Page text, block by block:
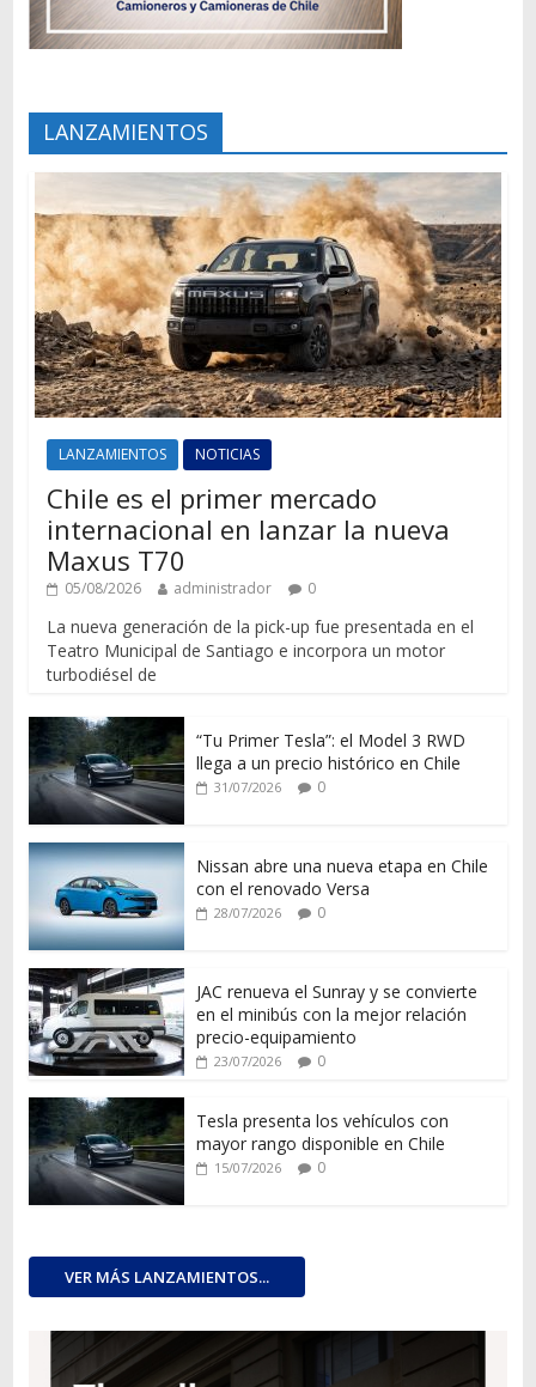
LANZAMIENTOS
LANZAMIENTOS NOTICIAS
Chile es el primer mercado
internacional en lanzar la nueva
Maxus T70
05/08/2026 administrador 0
La nueva generación de la pick-up fue presentada en el
Teatro Municipal de Santiago e incorpora un motor
turbodiésel de
“Tu Primer Tesla”: el Model 3 RWD
llega a un precio histórico en Chile
31/07/2026 0
Nissan abre una nueva etapa en Chile
con el renovado Versa
28/07/2026 0
JAC renueva el Sunray y se convierte
en el minibús con la mejor relación
precio-equipamiento
23/07/2026 0
Tesla presenta los vehículos con
mayor rango disponible en Chile
15/07/2026 0
VER MÁS LANZAMIENTOS...